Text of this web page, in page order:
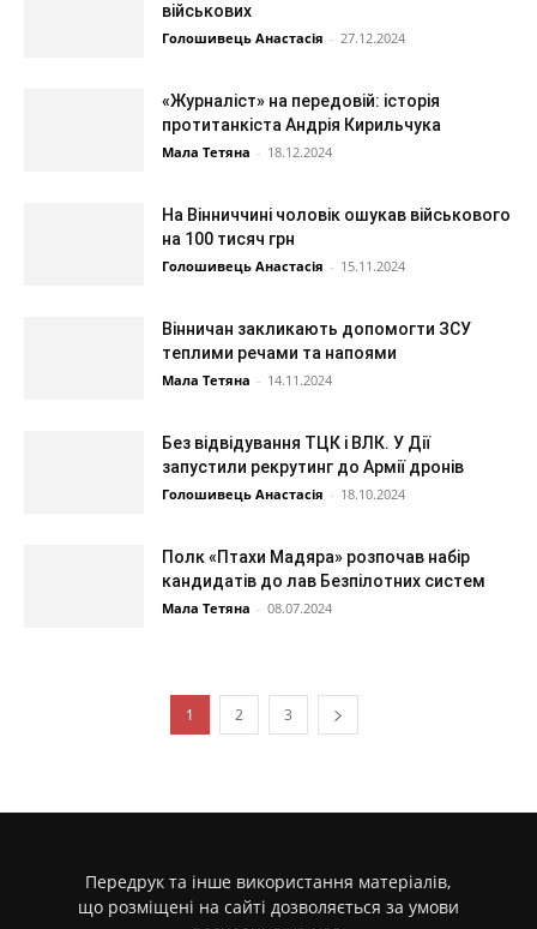
військових
Голошивець Анастасія - 27.12.2024
«Журналіст» на передовій: історія
протитанкіста Андрія Кирильчука
Мала Тетяна - 18.12.2024
На Вінниччині чоловік ошукав військового
на 100 тисяч грн
Голошивець Анастасія - 15.11.2024
Вінничан закликають допомогти ЗСУ
теплими речами та напоями
Мала Тетяна - 14.11.2024
Без відвідування ТЦК і ВЛК. У Дії
запустили рекрутинг до Армії дронів
Голошивець Анастасія - 18.10.2024
Полк «Птахи Мадяра» розпочав набір
кандидатів до лав Безпілотних систем
Мала Тетяна - 08.07.2024
1 2 3
Передрук та інше використання матеріалів,
що розміщені на сайті дозволяється за умови